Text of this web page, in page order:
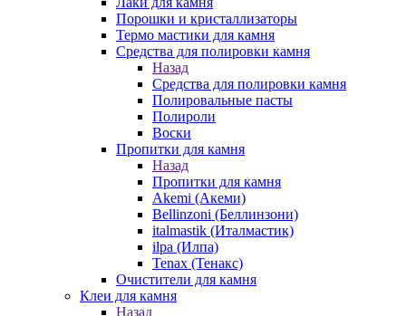
Порошки и кристаллизаторы
Термо мастики для камня
Средства для полировки камня
Назад
Средства для полировки камня
Полировальные пасты
Полироли
Воски
Пропитки для камня
Назад
Пропитки для камня
Akemi (Акеми)
Bellinzoni (Беллинзони)
italmastik (Италмастик)
ilpa (Илпа)
Tenax (Тенакс)
Очистители для камня
Клеи для камня
Назад